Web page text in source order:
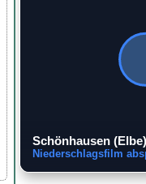
Schönhausen
Niederschlagsfilm